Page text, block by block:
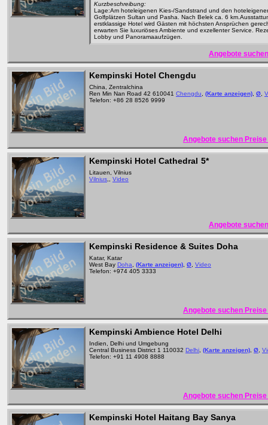
Kurzbeschreibung:
Lage:Am hoteleigenen Kies-/Sandstrand und den
Golfplätzen Sultan und Pasha. Nach Belek ca. 6
erstklassige Hotel wird Gästen mit höchsten Ansprüchen
erwarten Sie luxuriöses Ambiente und exzellenter Service.
Lobby und Panoramaaufzügen.
Angebote
Kempinski Hotel Chengdu
China, Zentralchina
Ren Min Nan Road 42 610041 Chengdu (Karte anzeigen) Ø
Telefon: +86 28 8526 9999
Angebote suchen
Kempinski Hotel Cathedral 5*
Litauen, Vilnius
Vilnius
Video
Angebote
Kempinski Residence & Suites Doha
Katar, Katar
West Bay Doha (Karte anzeigen) Ø Video
Telefon: +974 405 3333
Angebote suchen
Kempinski Ambience Hotel Delhi
Indien, Delhi und Umgebung
Central Business District 1 110032 Delhi (Karte anzeigen) Ø
Telefon: +91 11 4908 8888
Angebote suchen
Kempinski Hotel Haitang Bay Sanya